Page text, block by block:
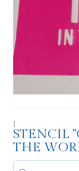
|
STENCIL
THE